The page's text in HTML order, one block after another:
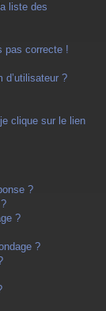
liste des
pas correcte !
?
clique sur le lien
?
?
?